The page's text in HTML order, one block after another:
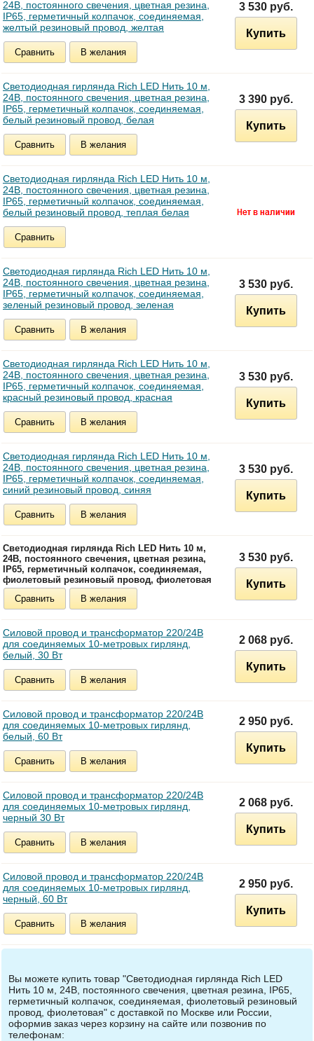
24В, постоянного свечения, цветная резина,
IP65, герметичный колпачок, соединяемая,
желтый резиновый провод, желтая
Сравнить В желания
3 530 руб.
Купить
Светодиодная гирлянда Rich LED Нить 10 м,
24В, постоянного свечения, цветная резина,
IP65, герметичный колпачок, соединяемая,
белый резиновый провод, белая
Сравнить В желания
3 390 руб.
Купить
Светодиодная гирлянда Rich LED Нить 10 м,
24В, постоянного свечения, цветная резина,
IP65, герметичный колпачок, соединяемая,
белый резиновый провод, теплая белая
Сравнить
Светодиодная гирлянда Rich LED Нить 10 м,
24В, постоянного свечения, цветная резина,
IP65, герметичный колпачок, соединяемая,
зеленый резиновый провод, зеленая
Сравнить В желания
3 530 руб.
Купить
Светодиодная гирлянда Rich LED Нить 10 м,
24В, постоянного свечения, цветная резина,
IP65, герметичный колпачок, соединяемая,
красный резиновый провод, красная
Сравнить В желания
3 530 руб.
Купить
Светодиодная гирлянда Rich LED Нить 10 м,
24В, постоянного свечения, цветная резина,
IP65, герметичный колпачок, соединяемая,
синий резиновый провод, синяя
Сравнить В желания
3 530 руб.
Купить
Светодиодная гирлянда Rich LED Нить 10 м,
24В, постоянного свечения, цветная резина,
IP65, герметичный колпачок, соединяемая,
фиолетовый резиновый провод, фиолетовая
Сравнить
В желания
3 530 руб.
Купить
Силовой провод и трансформатор 220/24В
для соединяемых 10-метровых гирлянд,
белый, 30 Вт
Сравнить В желания
2 068 руб.
Купить
Силовой провод и трансформатор 220/24В
для соединяемых 10-метровых гирлянд,
белый, 60 Вт
Сравнить В желания
2 950 руб.
Купить
Силовой провод и трансформатор 220/24В
для соединяемых 10-метровых гирлянд,
черный 30 Вт
Сравнить В желания
2 068 руб.
Купить
Силовой провод и трансформатор 220/24В
для соединяемых 10-метровых гирлянд,
черный, 60 Вт
Сравнить В желания
2 950 руб.
Купить
Вы можете купить товар "Светодиодная гирлянда Rich LED
Нить 10 м, 24В, постоянного свечения, цветная резина, IP65,
герметичный колпачок, соединяемая, фиолетовый резиновый
провод, фиолетовая" с доставкой по Москве или России,
оформив заказ через корзину на сайте или позвонив по
телефонам: